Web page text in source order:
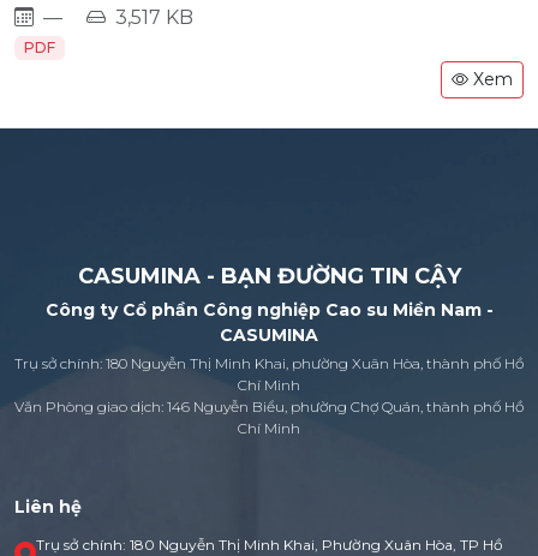
—
3,517 KB
PDF
Xem
CASUMINA - BẠN ĐƯỜNG TIN CẬY
Công ty Cổ phần Công nghiệp Cao su Miền Nam -
CASUMINA
Trụ sở chính: 180 Nguyễn Thị Minh Khai, phường Xuân Hòa, thành phố Hồ
Chí Minh
Văn Phòng giao dịch: 146 Nguyễn Biểu, phường Chợ Quán, thành phố Hồ
Chí Minh
Liên hệ
Trụ sở chính: 180 Nguyễn Thị Minh Khai, Phường Xuân Hòa, TP Hồ